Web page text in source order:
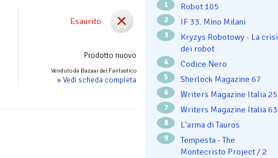
Esaurito
Prodotto nuovo
Venduto da Bazaar del Fantastico
» Vedi scheda completa
1 Robot 105
2 IF 33. Mino Milani
3
Kryzys Robotowy - La crisi
dei robot
4 Codice Nero
5 Sherlock Magazine 67
6 Writers Magazine Italia 25
7 Writers Magazine Italia 63
8 L'arma di Tauros
9
Tempesta - The
Montecristo Project / 2